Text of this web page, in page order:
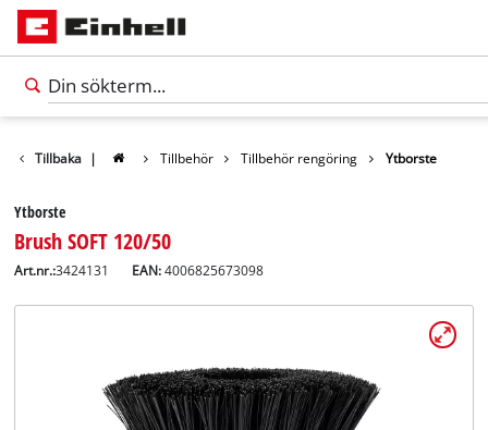
Tillbaka | Tillbehör Tillbehör rengöring Ytborste
Ytborste
Brush SOFT 120/50
Art.nr.:3424131 EAN:4006825673098